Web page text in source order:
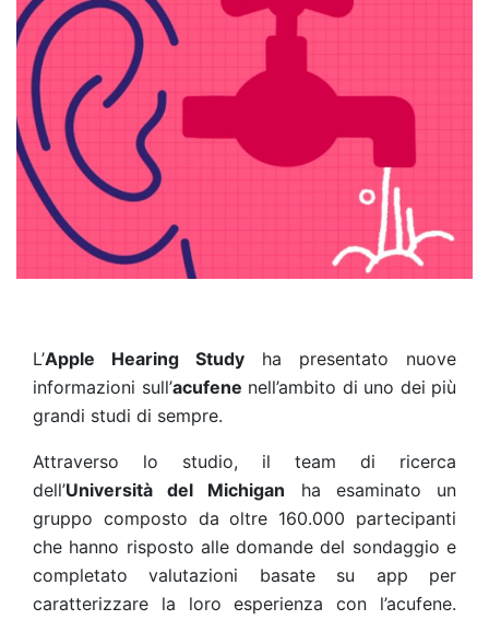
L’Apple Hearing Study ha presentato nuove
informazioni sull’acufene nell’ambito di uno dei più
grandi studi di sempre.
Attraverso lo studio, il team di ricerca
dell’Università del Michigan ha esaminato un
gruppo composto da oltre 160.000 partecipanti
che hanno risposto alle domande del sondaggio e
completato valutazioni basate su app per
caratterizzare la loro esperienza con l’acufene.